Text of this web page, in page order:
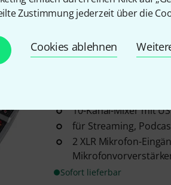
Zustimmung jederzeit über die
Cookies ablehnen
RJ45 Metallstecker
2 XLR male Ausgänge
10-Kanal-Mixer mit
für Streaming,
2 XLR Mikrofon-
Sofort lieferbar